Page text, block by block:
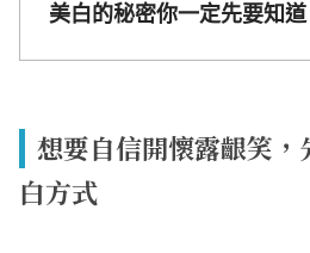
美白的秘密你一定先要知道
想要自信開懷露齦笑
白方式